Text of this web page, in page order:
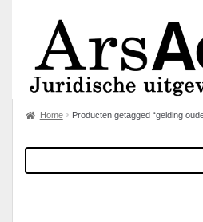
Home Producten getagged “gelding